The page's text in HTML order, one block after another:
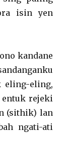
isin yen
kandane
eling-eling,
entuk rejeki
(sithik) lan
ngati-ati